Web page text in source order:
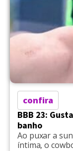
confira
BBB 23:
banho
Ao puxar a
íntima, o